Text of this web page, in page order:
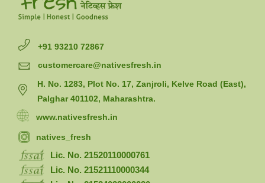
+91 93210 72867
customercare@nativesfresh.in
H. No. 1283, Plot No. 17, Zanjroli, Kelve Road (East),
Palghar 401102, Maharashtra.
www.nativesfresh.in
natives_fresh
Lic. No. 21520110000761
Lic. No. 21521110000344